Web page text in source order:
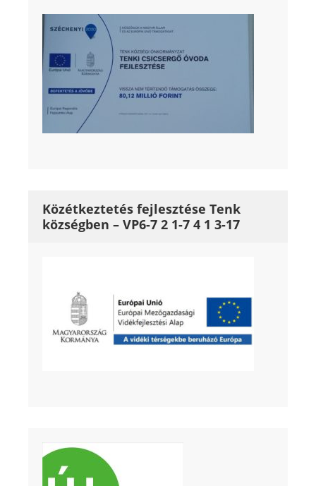
Közétkeztetés fejlesztése Tenk
községben – VP6-7 2 1-7 4 1 3-17